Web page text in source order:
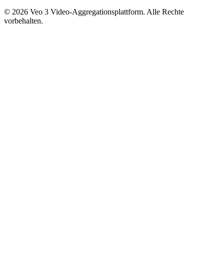
© 2026 Veo 3 Video-Aggregationsplattform. Alle Rechte
vorbehalten.